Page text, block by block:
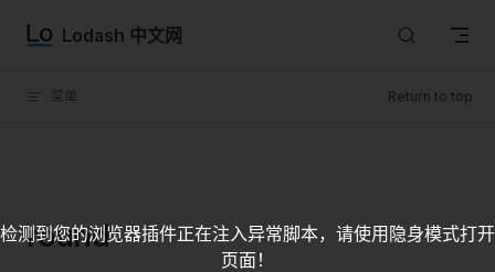
Skip to content
Lodash 中文网
菜单 Return to top
round
检测到您的浏览器插件正在注入异常脚本，请使用隐身模式打开
页面！